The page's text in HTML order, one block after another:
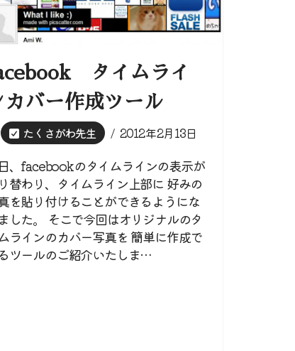
タイムライ
カバー作成ツール
たくさがわ先生 2012年2月13日
、facebookのタイムラインの表示が
替わり、タイムライン上部に 好みの
を貼り付けることができるようにな
した。 そこで今回はオリジナルのタ
ラインのカバー写真を 簡単に作成で
ツールのご紹介いたしま…